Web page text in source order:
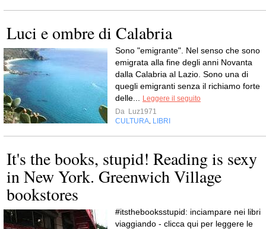
Luci e ombre di Calabria
Sono "emigrante". Nel senso che sono
emigrata alla fine degli anni Novanta
dalla Calabria al Lazio. Sono una di
quegli emigranti senza il richiamo forte
delle...
Leggere il seguito
Da Luz1971
CULTURA LIBRI
It's the books, stupid! Reading is sexy
in New York. Greenwich Village
bookstores
#itsthebooksstupid: inciampare nei libri
viaggiando - clicca qui per leggere le